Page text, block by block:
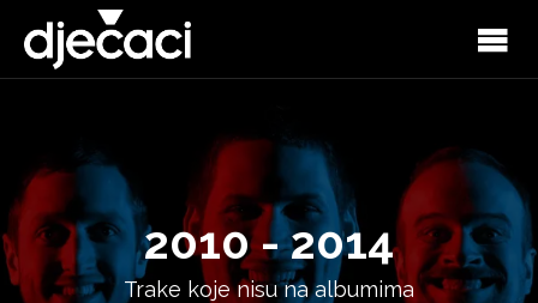
2010 - 2014
Trake koje nisu na albumima